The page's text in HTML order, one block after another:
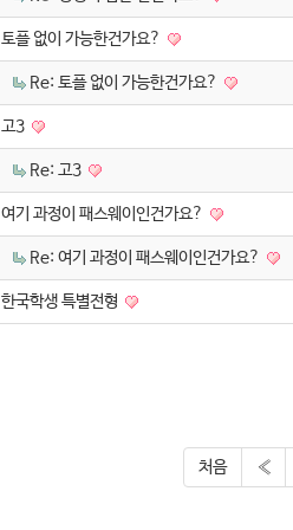
토플 없이 가능한건가요?
Re: 토플 없이 가능한건가요?
고3
Re: 고3
여기 과정이 패스웨이인건가요?
Re: 여기 과정이 패스웨이인건가요?
한국학생 특별전형
처음 «